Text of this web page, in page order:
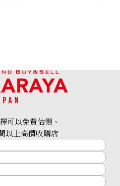
可以免費估價、
以上高價收購店